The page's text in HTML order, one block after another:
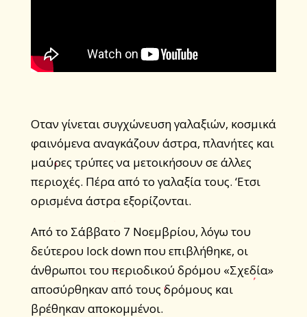
Οταν γίνεται συγχώνευση γαλαξιών, κοσμικά
φαινόμενα αναγκάζουν άστρα, πλανήτες και
μαύρες τρύπες να μετοικήσουν σε άλλες
περιοχές. Πέρα από το γαλαξία τους. ‘Ετσι
ορισμένα άστρα εξορίζονται.
Από το Σάββατο 7 Νοεμβρίου, λόγω του
δεύτερου lock down που επιβλήθηκε, οι
άνθρωποι του περιοδικού δρόμου «Σχεδία»
αποσύρθηκαν από τους δρόμους και
βρέθηκαν αποκομμένοι.